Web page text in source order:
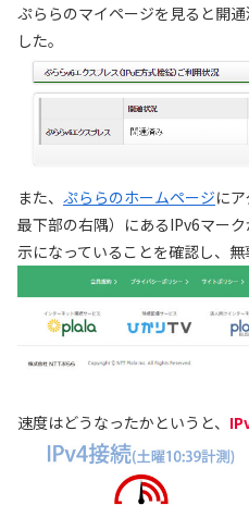
ぷららのマイページを見ると開
した。
また、 ぷららのホームページに
最下部の右隅）にあるIPv6マー
示になっていることを確認し、
速度はどうなったかというと、